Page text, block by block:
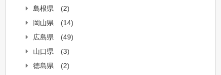
島根県
(2)
岡山県
(14)
広島県
(49)
山口県
(3)
徳島県
(2)